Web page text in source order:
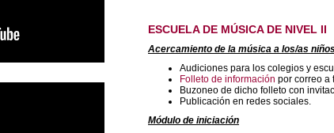
ESCUELA DE MÚSICA DE NIVEL II
Acercamiento de la música a los/as
Audiciones para los colegios y
Folleto de información por correo a
Buzoneo de dicho folleto con
Publicación en redes sociales.
Módulo de iniciación